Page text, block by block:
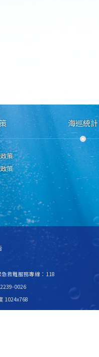
策
策
海巡統計
救難服務專線：118
0026
1024x768